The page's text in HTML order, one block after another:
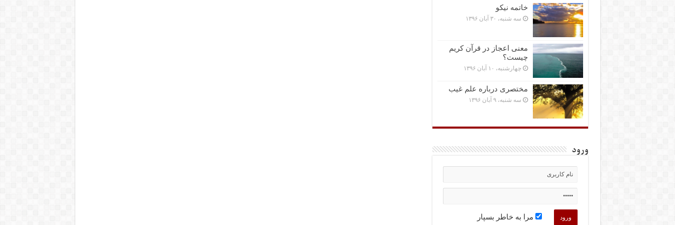
خاتمه نیکو
سه شنبه، ۳۰ آبان ۱۳۹۶
معنی اعجاز در قرآن کریم
چیست؟
چهارشنبه، ۱۰ آبان ۱۳۹۶
مختصرى درباره علم غیب
سه شنبه، ۹ آبان ۱۳۹۶
ورود
مرا به خاطر بسپار